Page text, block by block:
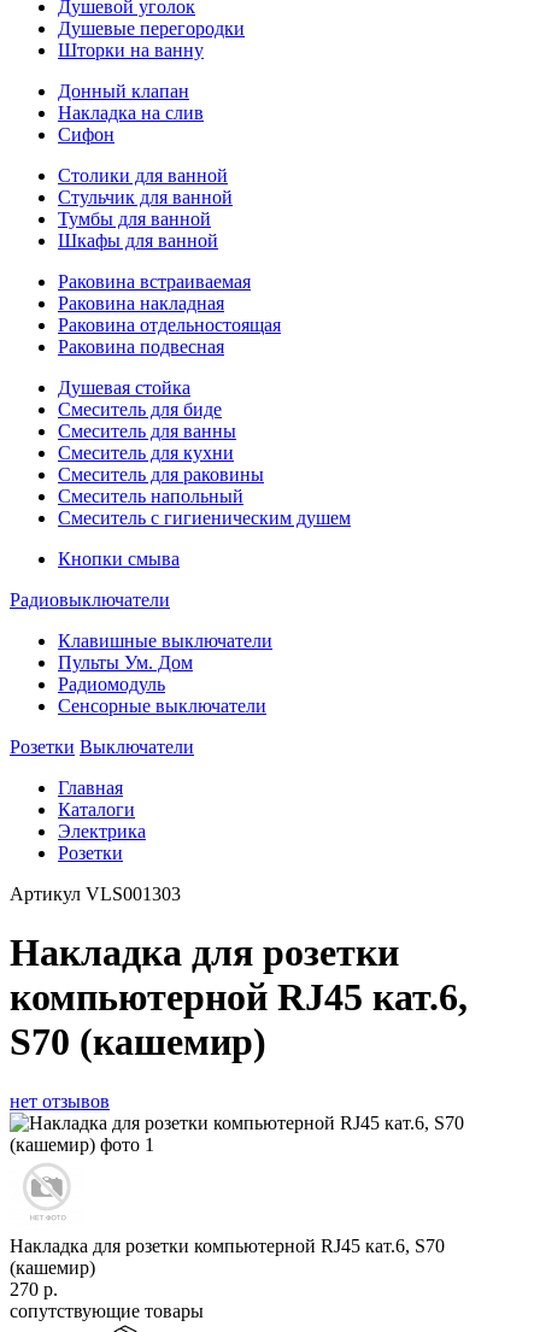
Душевой уголок
Душевые перегородки
Шторки на ванну
Донный клапан
Накладка на слив
Сифон
Столики для ванной
Стульчик для ванной
Тумбы для ванной
Шкафы для ванной
Раковина встраиваемая
Раковина накладная
Раковина отдельностоящая
Раковина подвесная
Душевая стойка
Смеситель для биде
Смеситель для ванны
Смеситель для кухни
Смеситель для раковины
Смеситель напольный
Смеситель с гигиеническим душем
Кнопки смыва
Радиовыключатели
Клавишные выключатели
Пульты Ум. Дом
Радиомодуль
Сенсорные выключатели
Розетки Выключатели
Главная
Каталоги
Электрика
Розетки
Артикул VLS001303
Накладка для розетки
компьютерной RJ45 кат.6,
S70 (кашемир)
нет отзывов
Накладка для розетки компьютерной RJ45 кат.6, S70
(кашемир)
270 р.
сопутствующие товары